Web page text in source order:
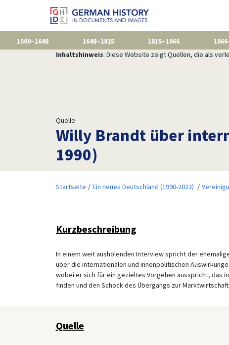
1500–1648 1648–1815 1815–1866
Inhaltshinweis: Diese Website zeigt Quellen, die als
Quelle
Willy Brandt über
1990)
Startseite Ein neues Deutschland (1990-2023)
Kurzbeschreibung
In einem weit ausholenden Interview spricht der
über die internationalen und innenpolitischen
wobei er sich für ein gezieltes Vorgehen ausspricht, das
finden und den Schock des Übergangs zur
Quelle